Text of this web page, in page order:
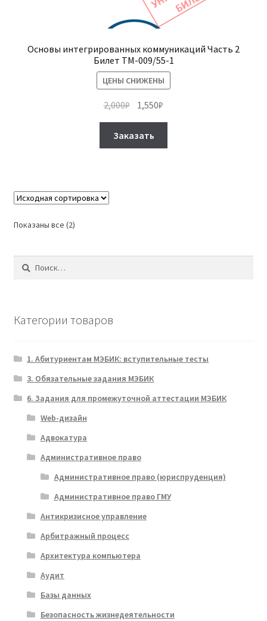
Основы интегрированных коммуникаций Часть 2
Билет ТМ-009/55-1
ЦЕНЫ СНИЖЕНЫ
2,000₽ Первоначальная
составляла
2,000₽.
1,550₽
Заказать
Показаны все (2)
Найти:
Категории товаров
1. Абитуриентам МЭБИК: вступительные тесты
3. Обязательные задания МЭБИК
6. Задания для промежуточной аттестации МЭБИК
Web-дизайн
Адвокатура
Административное право
Административное право (юриспруденция)
Административное право ГМУ
Антикризисное управление
Арбитражный процесс
Архитектура компьютера
Аудит
Базы данных
Безопасность жизнедеятельности